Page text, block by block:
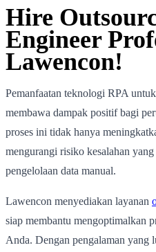
Hire
Engineer
Lawencon!
Pemanfaatan teknologi RPA
membawa dampak positif bagi
proses ini tidak hanya
mengurangi risiko kesalahan
pengelolaan data manual.
Lawencon menyediakan layanan
siap membantu mengoptimalkan
Anda. Dengan pengalaman yang